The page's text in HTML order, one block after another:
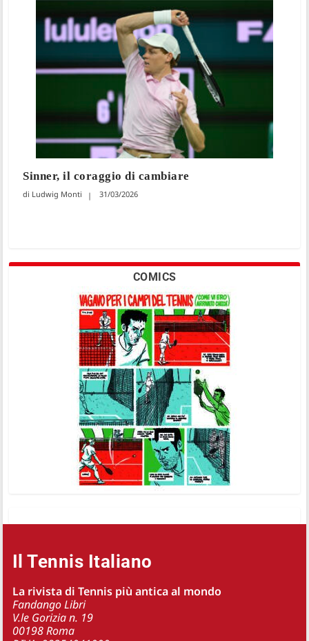
Sinner, il coraggio di cambiare
Ludwig Monti 31/03/2026
COMICS
Il Tennis Italiano
La rivista di Tennis più antica al mondo
Fandango Libri
V.le Gorizia n. 19
00198 Roma